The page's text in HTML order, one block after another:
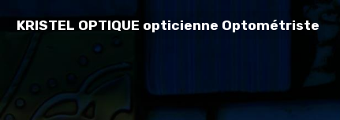
KRISTEL OPTIQUE opticienne Optométriste